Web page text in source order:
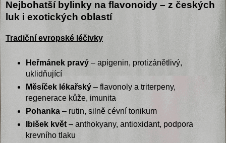
Nejbohatší bylinky na flavonoidy – z českých
luk i exotických oblastí
Tradiční evropské léčivky
Heřmánek pravý– apigenin, protizánětlivý,
uklidňující
Měsíček lékařský– flavonoly a triterpeny,
regenerace kůže, imunita
Pohanka– rutin, silně cévní tonikum
Ibišek květ– anthokyany, antioxidant, podpora
krevního tlaku